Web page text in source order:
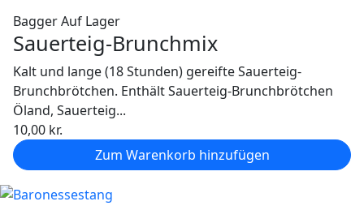
BaggerAuf Lager
Sauerteig-Brunchmix
Kalt und lange (18 Stunden) gereifte Sauerteig-
Brunchbrötchen. Enthält Sauerteig-Brunchbrötchen
Öland, Sauerteig...
10,00 kr.
Zum Warenkorb hinzufügen